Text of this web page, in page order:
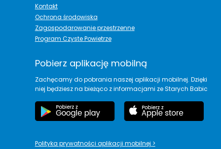
Kontakt
Ochrona środowiska
Zagospodarowanie przestrzenne
Program Czyste Powietrze
Pobierz aplikację mobilną
Zachęcamy do pobrania naszej aplikacji mobilnej. Dzięki
niej będziesz na bieżąco z informacjami ze Starych Babic
Polityka prywatności aplikacji mobilnej >